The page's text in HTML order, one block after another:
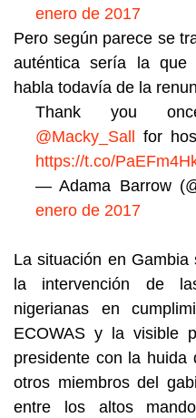
enero de 2017
Pero según parece se
auténtica sería la que
habla todavía de la
Thank you
@Macky_Sall
for
https://t.co/
— Adama Barrow
enero de 2017
La situación en
la intervención de
nigerianas en
ECOWAS y la visible
presidente con la huida
otros miembros del
entre los altos